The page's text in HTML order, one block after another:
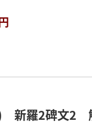
新羅2碑文2